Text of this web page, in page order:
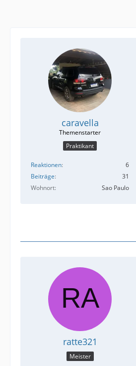
caravella
Praktikant
Reaktionen
6
Beiträge
31
Wohnort
Sao Paulo
ratte321
Meister